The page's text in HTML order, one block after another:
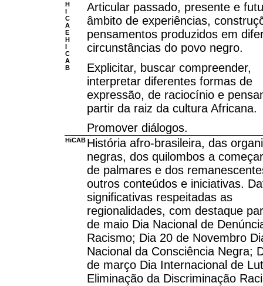
H
C
A
E
H
C
A
B
Articular passado, presente e
âmbito de experiências,
pensamentos produzidos em
circunstâncias do povo negro.
Explicitar, buscar compreender,
interpretar diferentes formas de
expressão, de raciocínio e
partir da raiz da cultura Africana.
Promover diálogos.
HiCAB História afro-brasileira, das
negras, dos quilombos a
de palmares e dos
outros conteúdos e iniciativas.
significativas respeitadas as
regionalidades, com destaque
de maio Dia Nacional de
Racismo; Dia 20 de Novembro
Nacional da Consciência Negra;
de março Dia Internacional de
Eliminação da Discriminação